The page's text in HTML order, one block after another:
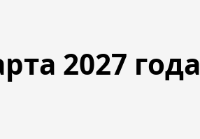
2027 года